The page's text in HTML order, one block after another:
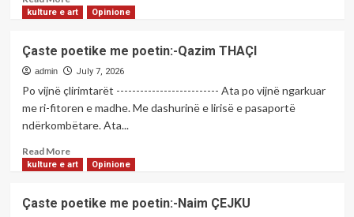
more
i
Prizrenit
Shaqir
Totaj,fletë
injorancën
motivuar.
kulture e art Opinione
Çaste poetike me poetin:-Qazim THAÇI
admin July 7, 2026
Po vijnë çlirimtarët -------------------------- Ata po vijnë ngarkuar
me ri-fitoren e madhe. Me dashurinë e lirisë e pasaportë
ndërkombëtare. Ata...
Read MoreRead
more
poetike
kulture e art Opinione
Çaste poetike me poetin:-Naim ÇEJKU